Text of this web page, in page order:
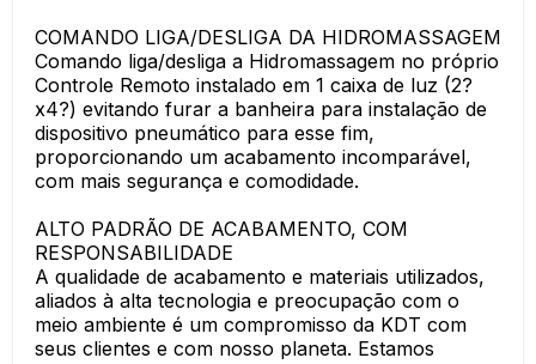
COMANDO LIGA/DESLIGA DA HIDROMASSAGEM
Comando liga/desliga a Hidromassagem no próprio
Controle Remoto instalado em 1 caixa de luz (2?
x4?) evitando furar a banheira para instalação de
dispositivo pneumático para esse fim,
proporcionando um acabamento incomparável,
com mais segurança e comodidade.
ALTO PADRÃO DE ACABAMENTO, COM
RESPONSABILIDADE
A qualidade de acabamento e materiais utilizados,
aliados à alta tecnologia e preocupação com o
meio ambiente é um compromisso da KDT com
seus clientes e com nosso planeta. Estamos